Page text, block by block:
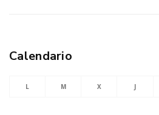
Calendario
L M X J